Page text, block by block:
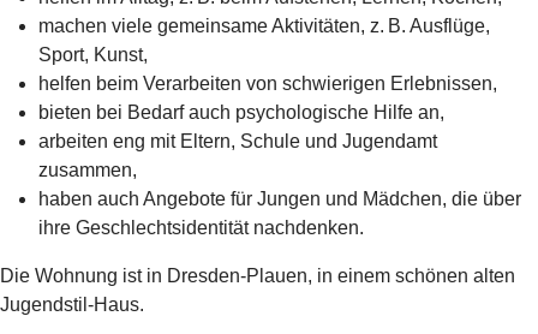
machen viele gemeinsame Aktivitäten, z. B. Ausflüge,
Sport, Kunst,
helfen beim Verarbeiten von schwierigen Erlebnissen,
bieten bei Bedarf auch psychologische Hilfe an,
arbeiten eng mit Eltern, Schule und Jugendamt
zusammen,
haben auch Angebote für Jungen und Mädchen, die über
ihre Geschlechtsidentität nachdenken.
Die Wohnung ist in Dresden-Plauen, in einem schönen alten
Jugendstil-Haus.